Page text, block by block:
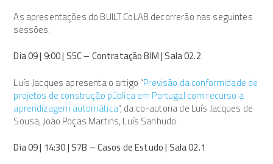
As apresentações do BUILT CoLAB decorrerão nas seguintes
sessões:
Dia 09 | 9:00 | S5C – Contratação BIM | Sala 02.2
Luís Jacques apresenta o artigo “Previsão da conformidade de
projetos de construção pública em Portugal com recurso a
aprendizagem automática”, da co-autoria de Luís Jacques de
Sousa, João Poças Martins, Luís Sanhudo.
Dia 09 | 14:30 | S7B – Casos de Estudo | Sala 02.1